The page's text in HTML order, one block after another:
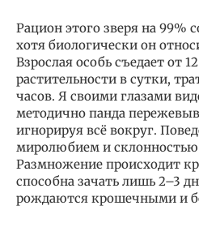
Рацион этого зверя на 99%
хотя биологически он
Взрослая особь съедает от
растительности в сутки,
часов. Я своими глазами
методично панда
игнорируя всё вокруг.
миролюбием и склонностью
Размножение происходит
способна зачать лишь 2–3
рождаются крошечными и